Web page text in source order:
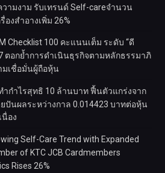
ามงาม รับเทรนด์ Self-careจำนวน
งสำอางเพิ่ม 26%
Checklist 100 คะแนนเต็ม ระดับ “ดี
ตอกย้ำการดำเนินธุรกิจตามหลักธรรมาภิ
มเชื่อมั่นผู้ถือหุ้น
ำกำไรสุทธิ 10 ล้านบาท ฟื้นตัวแกร่งจาก
ปันผลระหว่างกาล 0.014423 บาทต่อหุ้น
นื่อง
Self-Care Trend with Expanded
of KTC JCB Cardmembers
Rises 26%